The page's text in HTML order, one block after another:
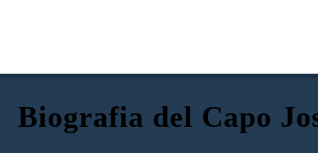
Biografia del Capo